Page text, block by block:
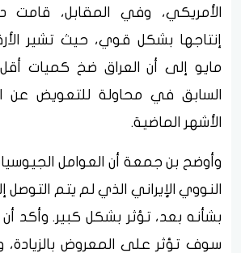
الأمريكي، وفي المقابل، قامت
إنتاجها بشكل قوي، حيث تشير
مايو إلى أن العراق ضخ كميات
السابق في محاولة للتعويض عن
الأشهر الماضية.
وأوضح بن جمعة أن العوامل
النووي الإيراني الذي لم يتم
بشأنه بعد، تؤثر بشكل كبير. وأكد أن
سوف تؤثر على المعروض بالزيادة،